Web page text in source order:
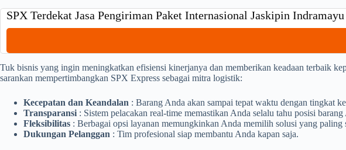
SPX Terdekat Jasa Pengiriman Paket Internasional Jaskipin
Tuk bisnis yang ingin meningkatkan efisiensi kinerjanya dan memberikan keadaan terbaik
sarankan mempertimbangkan SPX Express sebagai mitra logistik:
Kecepatan dan Keandalan : Barang Anda akan sampai tepat waktu dengan tingkat
Transparansi : Sistem pelacakan real-time memastikan Anda selalu tahu posisi barang
Fleksibilitas : Berbagai opsi layanan memungkinkan Anda memilih solusi yang paling
Dukungan Pelanggan : Tim profesional siap membantu Anda kapan saja.